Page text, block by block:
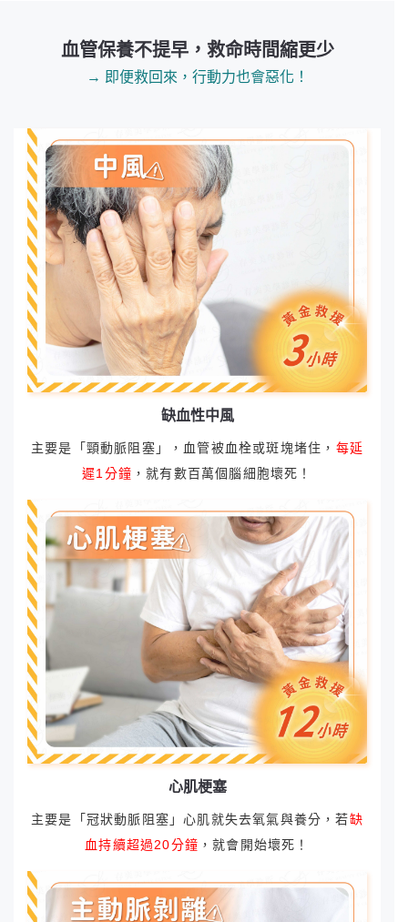
血管保養不提早，救命時間縮更少
→ 即便救回來，行動力也會惡化！
缺血性中風
主要是「頸動脈阻塞」，血管被血栓或斑塊堵住， 每延
遲1分鐘 ，就有數百萬個腦細胞壞死！
心肌梗塞
主要是「冠狀動脈阻塞」心肌就失去氧氣與養分，若缺
血持續超過20分鐘 ，就會開始壞死！